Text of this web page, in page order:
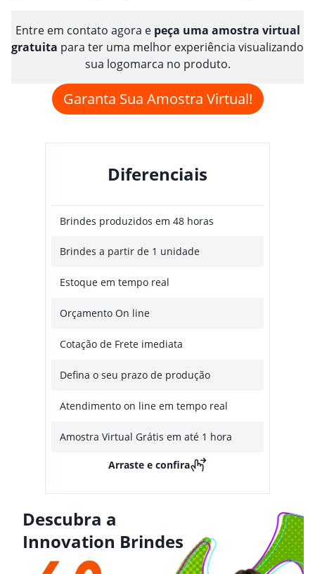
Entre em contato agora e peça uma amostra virtual
gratuita para ter uma melhor experiência visualizando
sua logomarca no produto.
Garanta Sua Amostra Virtual!
Diferenciais
Brindes produzidos em 48 horas
Brindes a partir de 1 unidade
Estoque em tempo real
Orçamento On line
Cotação de Frete imediata
Defina o seu prazo de produção
Atendimento on line em tempo real
Amostra Virtual Grátis em até 1 hora
Arraste e confira
Descubra a
Innovation Brindes